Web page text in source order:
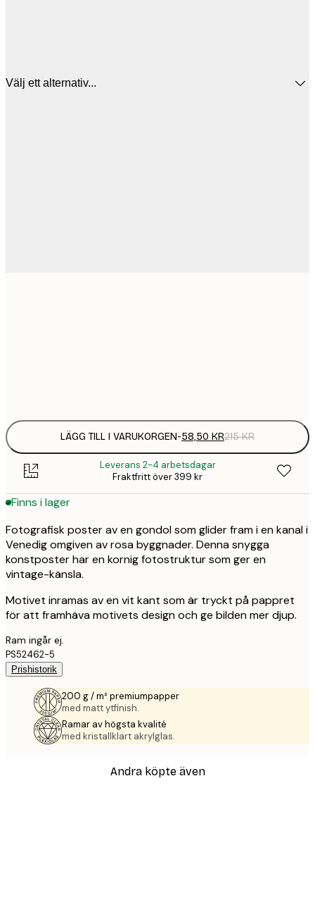
Välj ett alternativ...
LÄGG TILL I VARUKORGEN-58,50 KR215 KR
Leverans 2-4 arbetsdagar
Fraktfritt över 399 kr
Finns i lager
Fotografisk poster av en gondol som glider fram i en kanal i
Venedig omgiven av rosa byggnader. Denna snygga
konstposter har en kornig fotostruktur som ger en
vintage-känsla.
Motivet inramas av en vit kant som är tryckt på pappret
för att framhäva motivets design och ge bilden mer djup.
Ram ingår ej.
PS52462-5
Prishistorik
200 g / m² premiumpapper
med matt ytfinish.
Ramar av högsta kvalité
med kristallklart akrylglas.
Andra köpte även